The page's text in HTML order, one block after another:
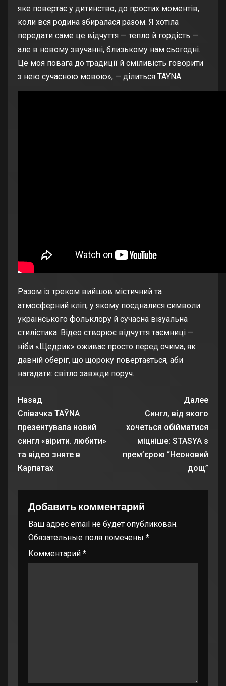
яке повертає у дитинство, до простих моментів,
коли вся родина збиралася разом. Я хотіла
передати саме це відчуття — тепло й гордість —
але в новому звучанні, близькому нам сьогодні.
Це моя повага до традиції й сміливість говорити
з нею сучасною мовою», — ділиться TAYNA.
Разом із треком вийшов містичний та
атмосферний кліп, у якому поєдналися символи
українського фольклору й сучасна візуальна
стилістика. Відео створює відчуття таємниці —
ніби «Щедрик» оживає просто перед очима, як
давній оберіг, що щороку повертається, аби
нагадати: світло завжди поруч.
Назад
Співачка TAỸNA
презентувала новий
сингл «вірити. любити»
та відео зняте в
Карпатах
Далее
Сингл, від якого
хочеться обійматися
міцніше: STASYA з
прем’єрою “Неоновий
дощ”
Добавить комментарий
Ваш адрес email не будет опубликован.
Обязательные поля помечены *
Комментарий *